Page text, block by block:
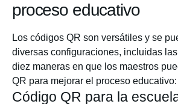
proceso educativo
Los códigos QR son versátiles y se
diversas configuraciones, incluidas
diez maneras en que los maestros
QR para mejorar el proceso educativo:
Código QR para la